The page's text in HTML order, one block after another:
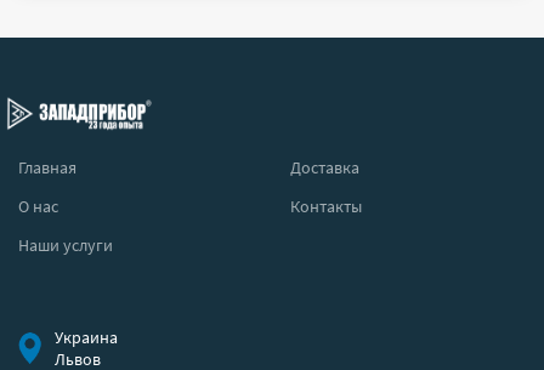
Главная
Доставка
О нас
Контакты
Наши услуги
Украина
Львов